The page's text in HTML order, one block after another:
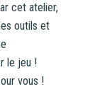
cet atelier,
outils et
le jeu !
vous !